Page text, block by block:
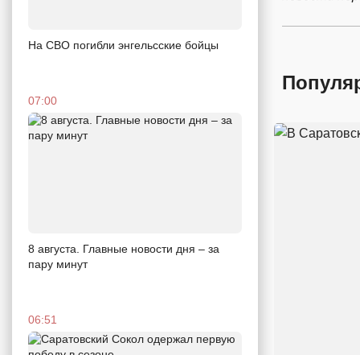
На СВО погибли энгельсские бойцы
07:00
8 августа. Главные новости дня – за
пару минут
06:51